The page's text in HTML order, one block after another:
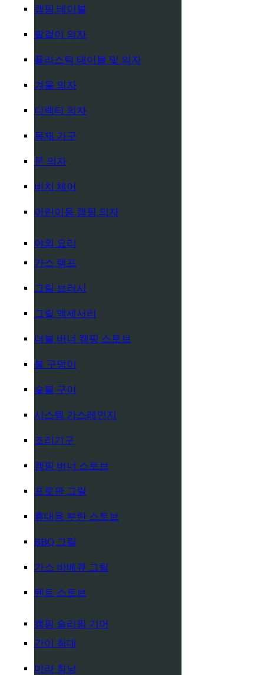
캠핑 테이블
팔걸이 의자
플라스틱 테이블 및 의자
겨울 의자
디렉터 의자
목재 가구
문 의자
비치 체어
어린이용 캠핑 의자
야외 요리
가스 램프
그릴 브러시
그릴 액세서리
더블 버너 캠핑 스토브
불 구덩이
숯불 구이
시스템 가스레인지
조리기구
캠핑 버너 스토브
프로판 그릴
휴대용 부탄 스토브
BBQ 그릴
가스 바베큐 그릴
텐트 스토브
캠핑 슬리핑 기어
간이 침대
미라 침낭